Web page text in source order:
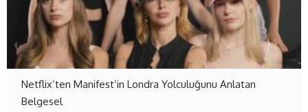
Netflix’ten Manifest’in Londra Yolculuğunu Anlatan
Belgesel